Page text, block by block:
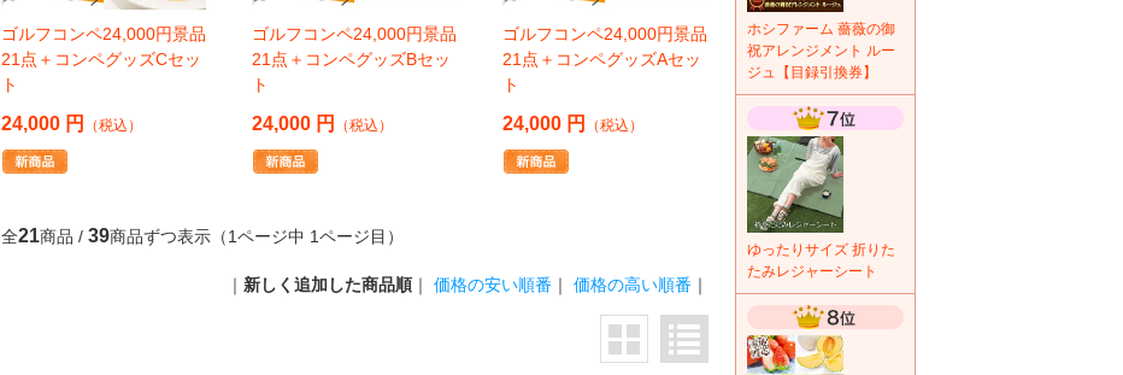
ゴルフコンペ24,000円景品
21点＋コンペグッズCセッ
ト
24,000 円 （税込）
ゴルフコンペ24,000円景品
21点＋コンペグッズBセッ
ト
24,000 円 （税込）
ゴルフコンペ24,000円景品
21点＋コンペグッズAセッ
ト
24,000 円 （税込）
全21商品 / 39商品ずつ表示（1ページ中 1ページ目）
｜ 新しく追加した商品順 ｜ 価格の安い順番 ｜ 価格の高い順番 ｜
ホシファーム 薔薇の御
祝アレンジメント ルー
ジュ【目録引換券】
ゆったりサイズ 折りた
たみレジャーシート